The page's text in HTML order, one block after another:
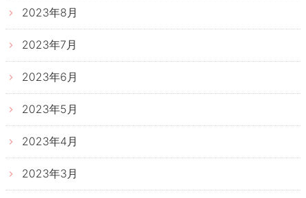
2023年8月
2023年7月
2023年6月
2023年5月
2023年4月
2023年3月